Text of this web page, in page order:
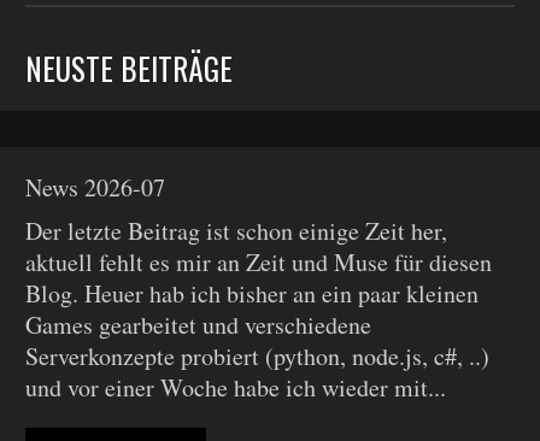
NEUSTE BEITRÄGE
News 2026-07
Der letzte Beitrag ist schon einige Zeit her,
aktuell fehlt es mir an Zeit und Muse für diesen
Blog. Heuer hab ich bisher an ein paar kleinen
Games gearbeitet und verschiedene
Serverkonzepte probiert (python, node.js, c#, ..)
und vor einer Woche habe ich wieder mit...